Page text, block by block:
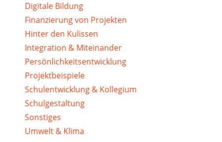
Digitale Bildung
Finanzierung von Projekten
Hinter den Kulissen
Integration & Miteinander
Persönlichkeitsentwicklung
Projektbeispiele
Schulentwicklung & Kollegium
Schulgestaltung
Sonstiges
Umwelt & Klima